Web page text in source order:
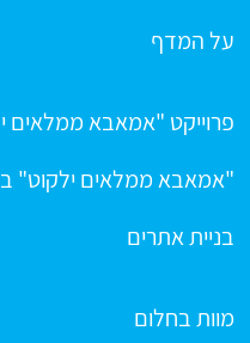
על המדף
פרוייקט "אמאבא ממלאים
"אמאבא ממלאים ילקוט"
בניית אתרים
מוות בחלום